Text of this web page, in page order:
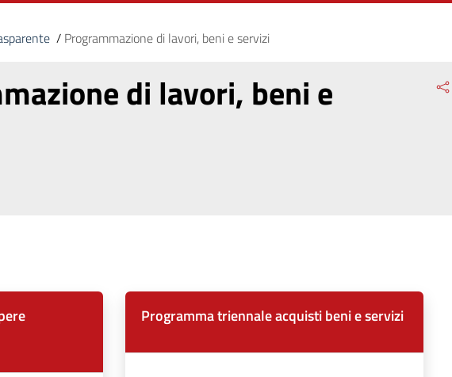
/ Programmazione di lavori, beni e servizi
di lavori, beni e
Programma triennale acquisti beni e servizi